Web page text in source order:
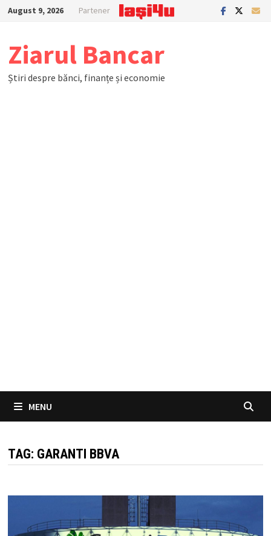
SkipAugust 9, 2026 Partener
Ziarul Bancar
Știri despre bănci, finanțe și economie
MENU
TAG: GARANTI BBVA